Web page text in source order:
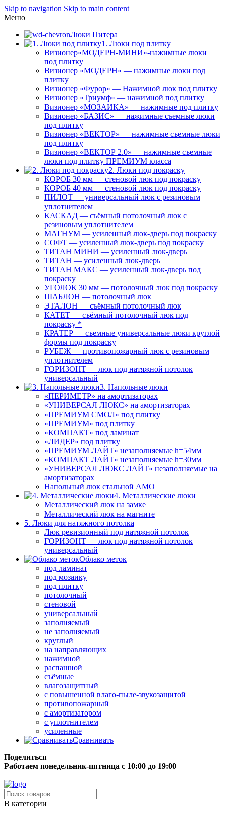
Skip to navigation Skip to main content
Меню
Люки Питера
1. Люки под плитку
Визионер»МОДЕРН-МИНИ»-нажимные люки
под плитку
Визионер «МОДЕРН» — нажимные люки под
плитку
Визионер «Фурор» — Нажимной люк под плитку
Визионер «Триумф» — нажимной под плитку
Визионер «МОЗАИКА» — нажимные под плитку
Визионер «БАЗИС» — нажимные съемные люки
под плитку
Визионер «ВЕКТОР» — нажимные съемные люки
под плитку
Визионер «ВЕКТОР 2.0» — нажимные съемные
люки под плитку ПРЕМИУМ класса
2. Люки под покраску
КОРОБ 30 мм — стеновой люк под покраску
КОРОБ 40 мм — стеновой люк под покраску
ПИЛОТ — универсальный люк с резиновым
уплотнителем
КАСКАД — съёмный потолочный люк с
резиновым уплотнителем
МАГНУМ — усиленный люк-дверь под покраску
СОФТ — усиленный люк-дверь под покраску
ТИТАН МИНИ — усиленный люк-дверь
ТИТАН — усиленный люк-дверь
ТИТАН МАКС — усиленный люк-дверь под
покраску
УГОЛОК 30 мм — потолочный люк под покраску
ШАБЛОН — потолочный люк
ЭТАЛОН — съёмный потолочный люк
КАТЕТ — съёмный потолочный люк под
покраску *
КРАТЕР — съемные универсальные люки круглой
формы под покраску
РУБЕЖ — противопожарный люк с резиновым
уплотнителем
ГОРИЗОНТ — люк под натяжной потолок
универсальный
3. Напольные люки
«ПЕРИМЕТР» на амортизаторах
«УНИВЕРСАЛ ЛЮКС» на амортизаторах
«ПРЕМИУМ СМОЛ» под плитку
«ПРЕМИУМ» под плитку
«КОМПАКТ» под ламинат
«ЛИДЕР» под плитку
«ПРЕМИУМ ЛАЙТ» незаполняемые h=54мм
«КОМПАКТ ЛАЙТ» незаполняемые h=30мм
«УНИВЕРСАЛ ЛЮКС ЛАЙТ» незаполняемые на
амортизаторах
Напольный люк стальной АМО
4. Металлические люки
Металлический люк на замке
Металлический люк на магните
5. Люки для натяжного потолка
Люк ревизионный под натяжной потолок
ГОРИЗОНТ — люк под натяжной потолок
универсальный
Облако меток
под ламинат
под мозаику
под плитку
потолочный
стеновой
универсальный
заполняемый
не заполняемый
круглый
на направляющих
нажимной
распашной
съёмные
влагозащитный
с повышенной влаго-пыле-звукозащитой
противопожарный
с амортизатором
с уплотнителем
усиленные
Сравнивать
Поделиться
Работаем понедельник-пятница с 10:00 до 19:00
В категории